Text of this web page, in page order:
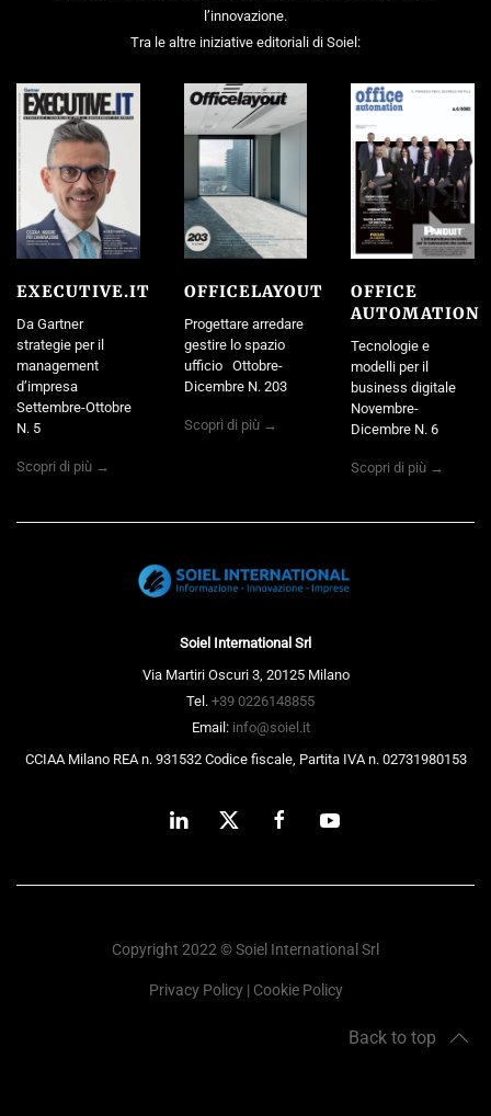
l’innovazione.
Tra le altre iniziative editoriali di Soiel:
EXECUTIVE.IT
Da Gartner
strategie per il
management
d’impresa
Settembre-Ottobre
N. 5
Scopri di più →
OFFICELAYOUT
Progettare arredare
gestire lo spazio
ufficio Ottobre-
Dicembre N. 203
Scopri di più →
OFFICE
AUTOMATION
Tecnologie e
modelli per il
business digitale
Novembre-
Dicembre N. 6
Scopri di più →
Soiel International Srl
Via Martiri Oscuri 3, 20125 Milano
Tel. +39 0226148855
Email: info@soiel.it
CCIAA Milano REA n. 931532 Codice fiscale, Partita IVA n. 02731980153
Copyright 2022 © Soiel International Srl
Privacy Policy| Cookie Policy
Back to top